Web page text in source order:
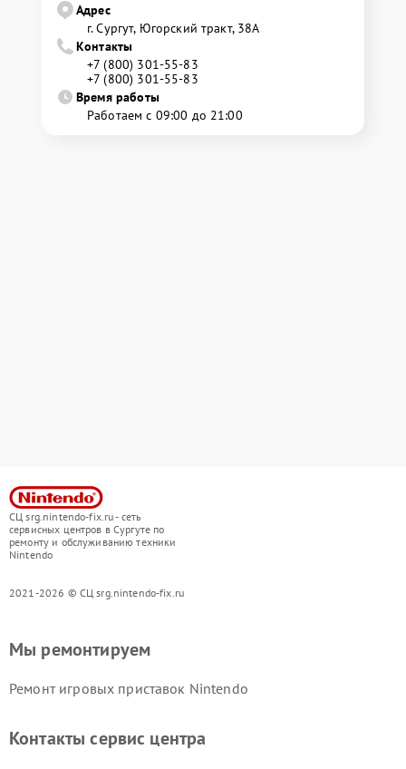
Адрес
г. Сургут, Югорский тракт, 38А
Контакты
+7 (800) 301-55-83
+7 (800) 301-55-83
Время работы
Работаем с 09:00 до 21:00
СЦ srg.nintendo-fix.ru - сеть
сервисных центров в Сургуте по
ремонту и обслуживанию техники
Nintendo
2021-2026 © СЦ srg.nintendo-fix.ru
Мы ремонтируем
Ремонт игровых приставок Nintendo
Контакты сервис центра